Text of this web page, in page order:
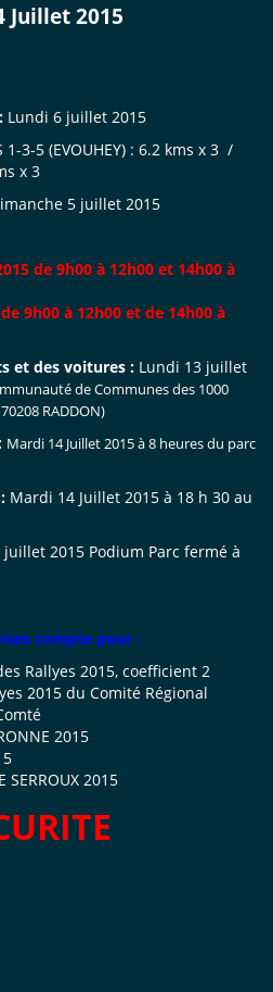
Juillet 2015
Lundi 6 juillet 2015
1-3-5 (EVOUHEY) : 6.2 kms x 3 /
x 3
5 juillet 2015
de 9h00 à 12h00 et 14h00 à
9h00 à 12h00 et de 14h00 à
et des voitures : Lundi 13 juillet
de Communes des 1000
RADDON)
Mardi 14 Juillet 2015 à 8 heures du parc
Mardi 14 Juillet 2015 à 18 h 30 au
2015 Podium Parc fermé à
compte pour :
Rallyes 2015, coefficient 2
2015 du Comité Régional
2015
SERROUX 2015